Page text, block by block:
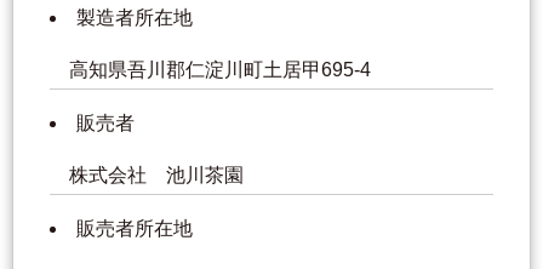
製造者所在地
高知県吾川郡仁淀川町土居甲695-4
販売者
株式会社 池川茶園
販売者所在地